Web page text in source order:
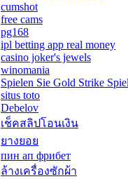
cumshot
free cams
pg168
ipl betting app real money
casino joker's jewels
winomania
Spielen Sie Gold Strike Spiel
situs toto
Debelov
เช็คสลิปโอนเงิน
ยางยอย
пин ап фрибет
ล้างเครื่องซักผ้า